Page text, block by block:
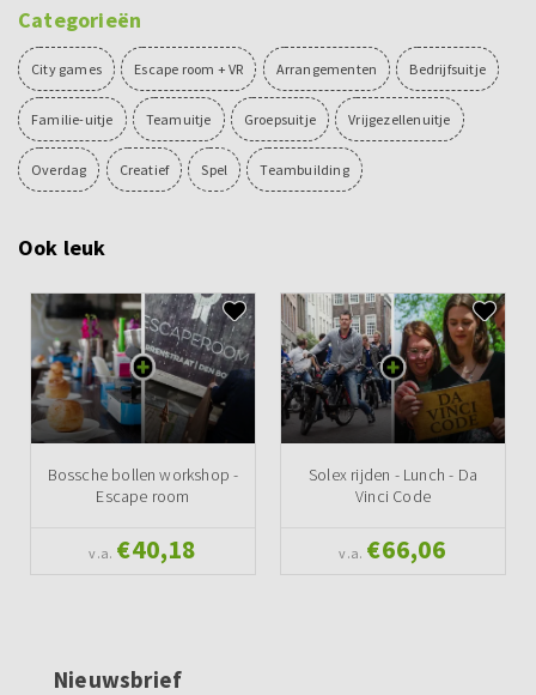
Categorieën
City games Escape room + VR Arrangementen Bedrijfsuitje
Familie-uitje Teamuitje Groepsuitje Vrijgezellenuitje
Overdag Creatief Spel Teambuilding
Ook leuk
Bossche bollen workshop -
Escape room
v.a. €40,18
Solex rijden - Lunch - Da
Vinci Code
v.a. €66,06
Nieuwsbrief